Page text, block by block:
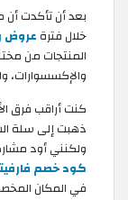
بعد أن تأكدت أن
خلال فترة عروض
المنتجات من
والإكسسوارات،
كنت أراقب فرق
ذهبت إلى سلة
ولكنني أود
كود خصم فارفيتش
في المكان